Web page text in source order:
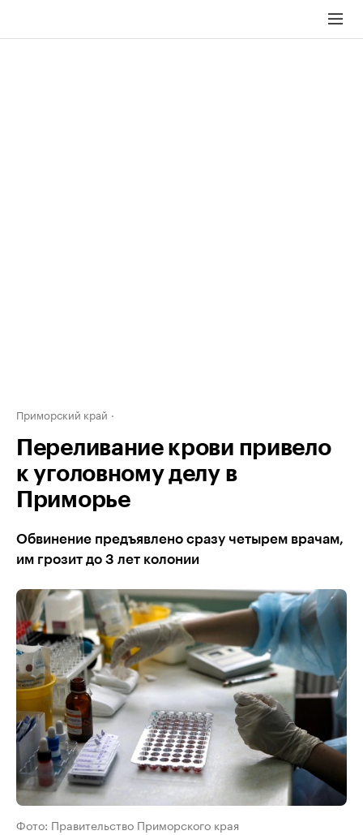
Приморский край
Переливание крови привело
к уголовному делу в
Приморье
Обвинение предъявлено сразу четырем врачам,
им грозит до 3 лет колонии
Фото: Правительство Приморского края